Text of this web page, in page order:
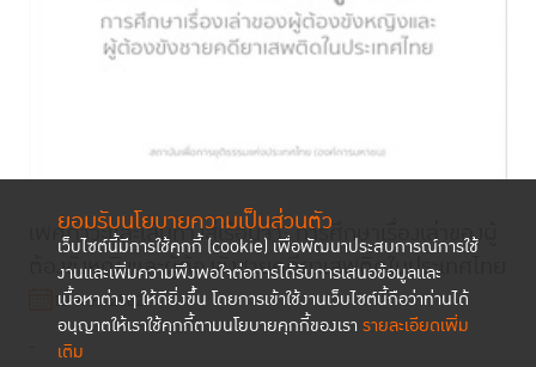
ยอมรับนโยบายความเป็นส่วนตัว
เว็บไซต์นี้มีการใช้คุกกี้ (cookie) เพื่อพัฒนาประสบการณ์การใช้
งานและเพิ่มความพึงพอใจต่อการได้รับการเสนอข้อมูลและ
เนื้อหาต่างๆ ให้ดียิ่งขึ้น โดยการเข้าใช้งานเว็บไซต์นี้ถือว่าท่านได้
อนุญาตให้เราใช้คุกกี้ตามนโยบายคุกกี้ของเรา รายละเอียดเพิ่ม
เติม
เพศภาวะและเส้นทางสู่เรือนจำ: การศึกษาเรื่องเล่าของผู้
ต้องขังหญิงและผู้ต้องขังชายคดียาเสพติดในประเทศไทย
13 พ.ค. 2562